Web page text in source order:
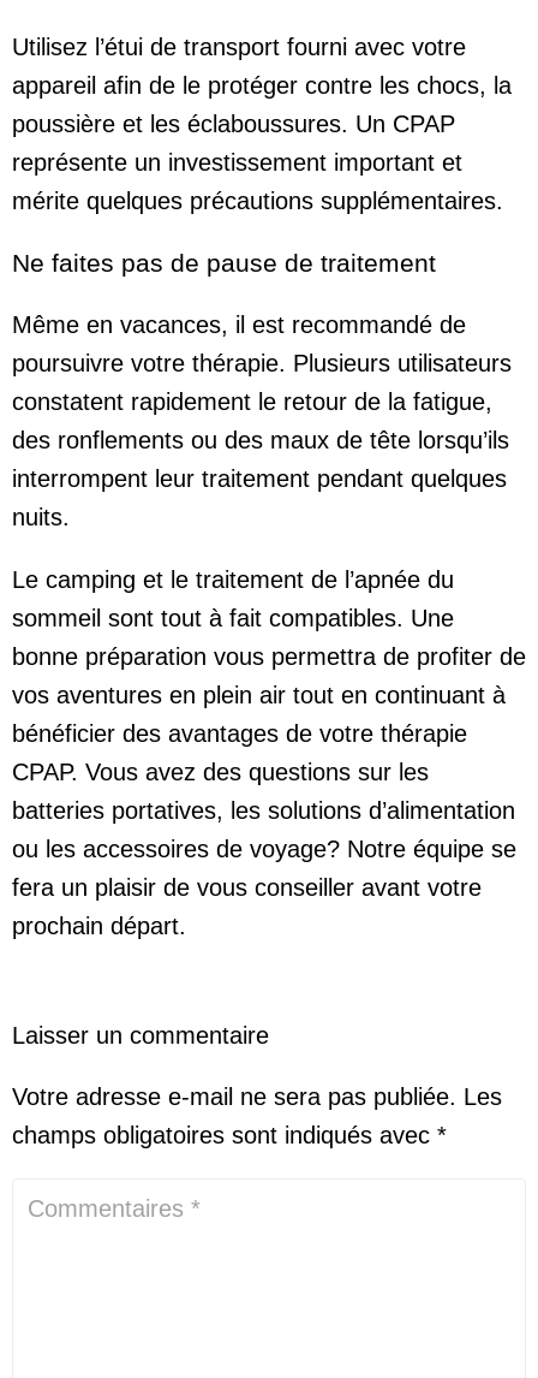
Utilisez l’étui de transport fourni avec votre
appareil afin de le protéger contre les chocs, la
poussière et les éclaboussures. Un CPAP
représente un investissement important et
mérite quelques précautions supplémentaires.
Ne faites pas de pause de traitement
Même en vacances, il est recommandé de
poursuivre votre thérapie. Plusieurs utilisateurs
constatent rapidement le retour de la fatigue,
des ronflements ou des maux de tête lorsqu’ils
interrompent leur traitement pendant quelques
nuits.
Le camping et le traitement de l’apnée du
sommeil sont tout à fait compatibles. Une
bonne préparation vous permettra de profiter de
vos aventures en plein air tout en continuant à
bénéficier des avantages de votre thérapie
CPAP. Vous avez des questions sur les
batteries portatives, les solutions d’alimentation
ou les accessoires de voyage? Notre équipe se
fera un plaisir de vous conseiller avant votre
prochain départ.
Laisser un commentaire
Votre adresse e-mail ne sera pas publiée. Les
champs obligatoires sont indiqués avec *